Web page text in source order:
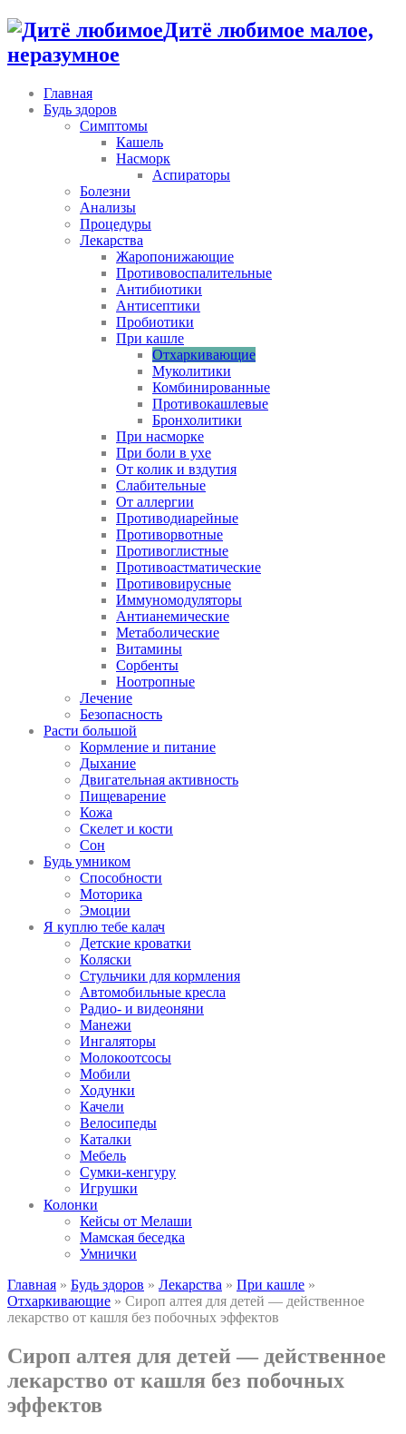
Дитё любимое малое,
неразумное
Главная
Будь здоров
Симптомы
Кашель
Насморк
Аспираторы
Болезни
Анализы
Процедуры
Лекарства
Жаропонижающие
Противовоспалительные
Антибиотики
Антисептики
Пробиотики
При кашле
Отхаркивающие
Муколитики
Комбинированные
Противокашлевые
Бронхолитики
При насморке
При боли в ухе
От колик и вздутия
Слабительные
От аллергии
Противодиарейные
Противорвотные
Противоглистные
Противоастматические
Противовирусные
Иммуномодуляторы
Антианемические
Метаболические
Витамины
Сорбенты
Ноотропные
Лечение
Безопасность
Расти большой
Кормление и питание
Дыхание
Двигательная активность
Пищеварение
Кожа
Скелет и кости
Сон
Будь умником
Способности
Моторика
Эмоции
Я куплю тебе калач
Детские кроватки
Коляски
Стульчики для кормления
Автомобильные кресла
Радио- и видеоняни
Манежи
Ингаляторы
Молокоотсосы
Мобили
Ходунки
Качели
Велосипеды
Каталки
Мебель
Сумки-кенгуру
Игрушки
Колонки
Кейсы от Мелаши
Мамская беседка
Умнички
Главная » Будь здоров » Лекарства » При кашле »
Отхаркивающие » Сироп алтея для детей — действенное
лекарство от кашля без побочных эффектов
Сироп алтея для детей — действенное
лекарство от кашля без побочных
эффектов